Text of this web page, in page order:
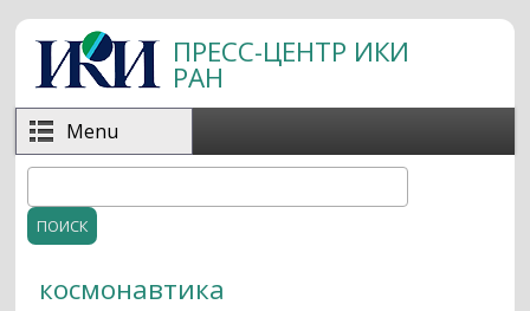
Перейти к основному содержанию
ПРЕСС-ЦЕНТР ИКИ
РАН
Menu
Форма поиска
космонавтика